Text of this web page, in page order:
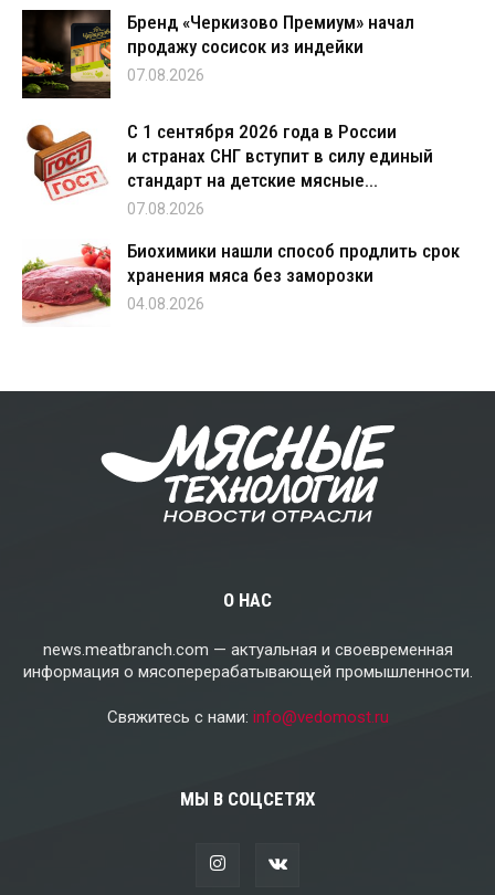
Бренд «Черкизово Премиум» начал
продажу сосисок из индейки
07.08.2026
С 1 сентября 2026 года в России
и странах СНГ вступит в силу единый
стандарт на детские мясные...
07.08.2026
Биохимики нашли способ продлить срок
хранения мяса без заморозки
04.08.2026
О НАС
news.meatbranch.com — актуальная и своевременная
информация о мясоперерабатывающей промышленности.
Свяжитесь с нами: info@vedomost.ru
МЫ В СОЦСЕТЯХ